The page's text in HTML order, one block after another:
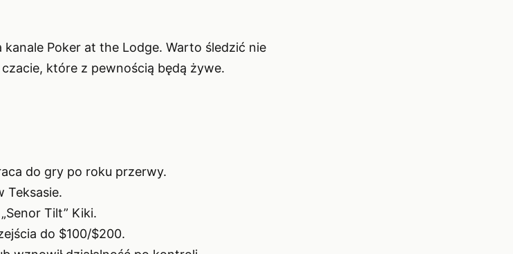
Poker at the Lodge. Warto śledzić nie
które z pewnością będą żywe.
do gry po roku przerwy.
Teksasie.
Tilt” Kiki.
do $100/$200.